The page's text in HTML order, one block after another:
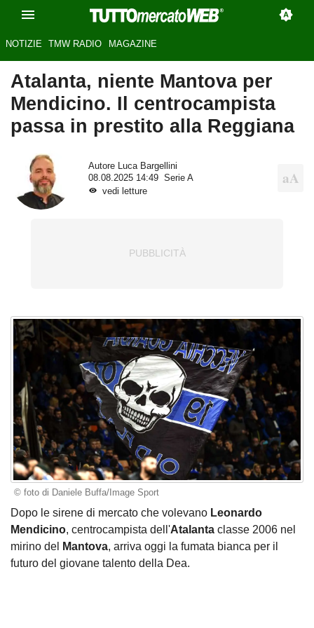
NOTIZIE TMW RADIO MAGAZINE
Atalanta, niente Mantova per
Mendicino. Il centrocampista
passa in prestito alla Reggiana
Autore Luca Bargellini
08.08.2025 14:49
Serie A
vedi letture
© foto di Daniele Buffa/Image Sport
Dopo le sirene di mercato che volevano Leonardo
Mendicino, centrocampista dell'Atalanta classe 2006 nel
mirino del
Mantova, arriva oggi la fumata bianca per il
futuro del giovane talento della Dea.